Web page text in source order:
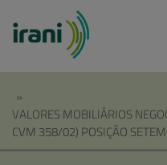
»
VALORES MOBILIÁRIOS
CVM 358/02) POSIÇÃO